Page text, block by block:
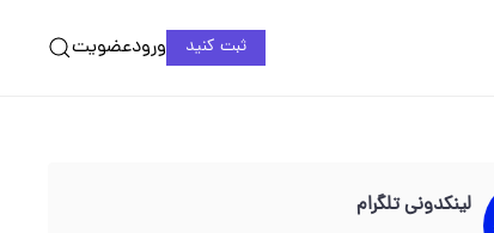
ثبت کنید ورودعضویت
لینکدونی تلگرام